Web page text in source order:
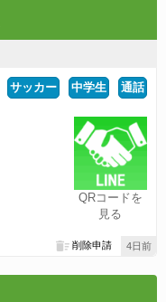
サッカー 中学生 通話
QRコードを
見る
4日前
削除申請